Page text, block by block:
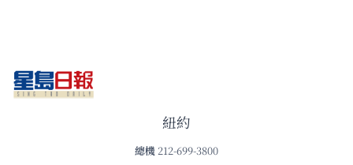
紐約
總機 212-699-3800